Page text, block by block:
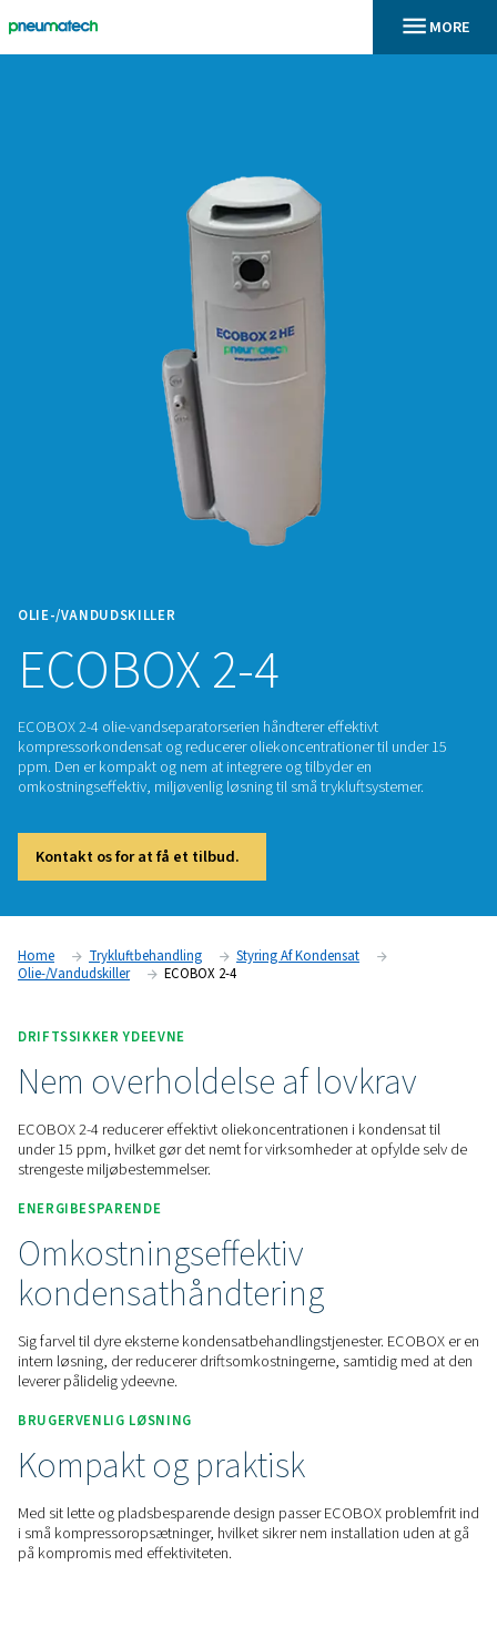
OLIE-/VANDUDSKILLER
ECOBOX 2-4
ECOBOX 2-4 olie-vandseparatorserien håndterer effektivt
ppm. Den er kompakt og nem at integrere og tilbyder en
omkostningseffektiv, miljøvenlig løsning til små
Kontakt os for at få et tilbud.
Olie-/vandudskiller
DRIFTSSIKKER YDEEVNE
Nem overholdelse af
ECOBOX 2-4 reducerer effektivt oliekoncentrationen i
under 15 ppm, hvilket gør det nemt for virksomheder at
strengeste miljøbestemmelser.
ENERGIBESPARENDE
Omkostningseffektiv